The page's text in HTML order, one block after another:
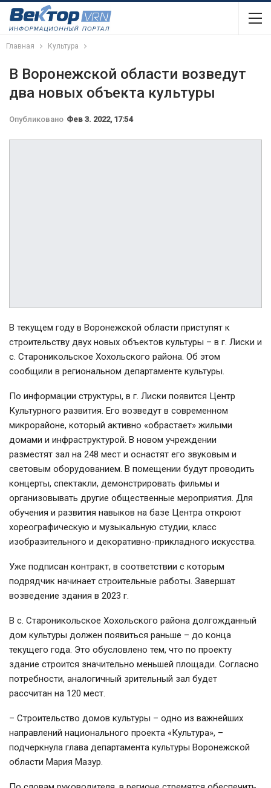
Главная Культура
В Воронежской области возведут
два новых объекта культуры
Опубликовано Фев 3. 2022, 17:54
В текущем году в Воронежской области приступят к
строительству двух новых объектов культуры – в г. Лиски и
с. Староникольское Хохольского района. Об этом
сообщили в региональном департаменте культуры.
По информации структуры, в г. Лиски появится Центр
Культурного развития. Его возведут в современном
микрорайоне, который активно «обрастает» жилыми
домами и инфраструктурой. В новом учреждении
разместят зал на 248 мест и оснастят его звуковым и
световым оборудованием. В помещении будут проводить
концерты, спектакли, демонстрировать фильмы и
организовывать другие общественные мероприятия. Для
обучения и развития навыков на базе Центра откроют
хореографическую и музыкальную студии, класс
изобразительного и декоративно-прикладного искусства.
Уже подписан контракт, в соответствии с которым
подрядчик начинает строительные работы. Завершат
возведение здания в 2023 г.
В с. Староникольское Хохольского района долгожданный
дом культуры должен появиться раньше – до конца
текущего года. Это обусловлено тем, что по проекту
здание строится значительно меньшей площади. Согласно
потребности, аналогичный зрительный зал будет
рассчитан на 120 мест.
– Строительство домов культуры – одно из важнейших
направлений национального проекта «Культура», –
подчеркнула глава департамента культуры Воронежской
области Мария Мазур.